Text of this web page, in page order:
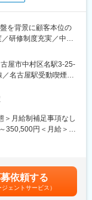
ています。
ズにお応えしていま
通性を重視して融資。
スを逃さないよう、
ちろん教育、運転資
人材が活躍しており、
連会社研修等、幅広い
を背景に顧客本位の
研修制度充実／中途
・アパートローンや
審査業務からスター
、段階的に業務範囲
、顧客（ローン利用
屋市中村区名駅3-25-
名古屋駅受動喫煙対
＞月給制補足事項なし
350,500円＜月給＞
：年収500万円／26
左記に加え、別途残
あり、選考を通じて
依頼する
ジェントサービス）